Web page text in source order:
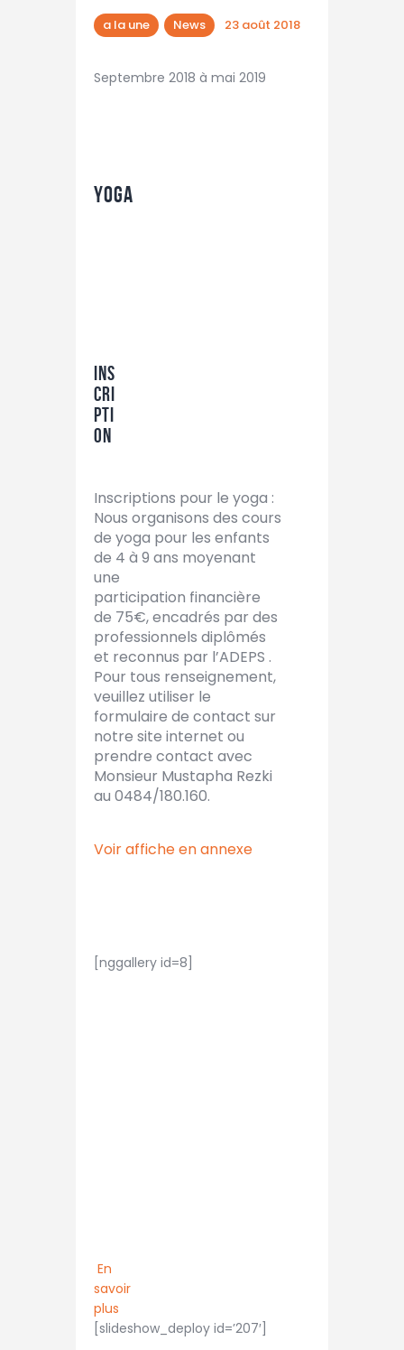
a la une News 23 août 2018
Septembre 2018 à mai 2019
YOGA
Ins
cri
pti
on
Inscriptions pour le yoga :
Nous organisons des cours
de yoga pour les enfants
de 4 à 9 ans moyenant
une
participation financière
de 75€, encadrés par des
professionnels diplômés
et reconnus par l’ADEPS .
Pour tous renseignement,
veuillez utiliser le
formulaire de contact sur
notre site internet ou
prendre contact avec
Monsieur Mustapha Rezki
au 0484/180.160.
Voir affiche en annexe
[nggallery id=8]
En
savoir
plus
[slideshow_deploy id=’207′]